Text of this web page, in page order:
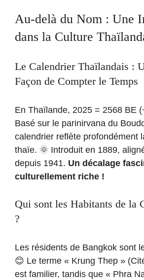
Au-delà du Nom : Une
dans la Culture
Le Calendrier Thaïlandais :
Façon de Compter le Temps
En Thaïlande, 2025 = 2568 BE
Basé sur le parinirvana du
calendrier reflète profondément
thaïe. 🌞 Introduit en 1889,
depuis 1941. Un décalage
culturellement riche !
Qui sont les Habitants de la
?
Les résidents de Bangkok sont
😊 Le terme « Krung Thep »
est familier, tandis que « Phra